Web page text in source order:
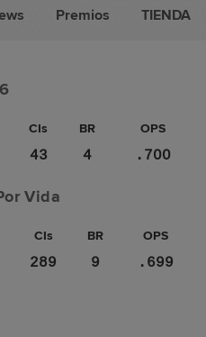
Premios TIENDA
CIs BR OPS
43 4 .700
Vida
CIs BR OPS
289 9 .699